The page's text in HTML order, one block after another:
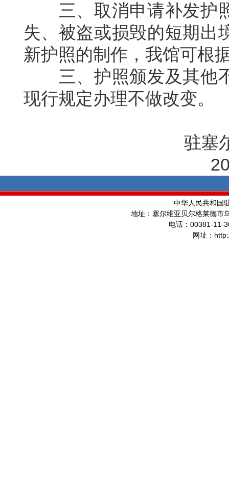
三、取消申请补发护照
失、被盗或损毁的短期出
新护照的制作，我馆可根
三、护照颁发及其他不
现行规定办理不做改变。
驻塞尔
中华人民共和国
地址：塞尔维亚贝尔格莱德市
电话： 00381-11-
网址：